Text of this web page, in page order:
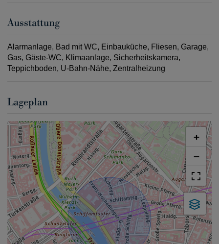
Ausstattung
Alarmanlage Bad mit WC Einbauküche Fliesen Garage
Gas Gäste-WC Klimaanlage Sicherheitskamera
Teppichboden U-Bahn-Nähe Zentralheizung
Lageplan
+
−